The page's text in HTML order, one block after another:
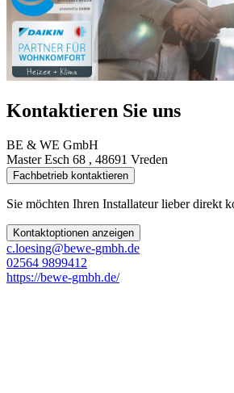
Kontaktieren Sie uns
BE & WE GmbH
Master Esch 68 , 48691 Vreden
Fachbetrieb kontaktieren
Sie möchten Ihren Installateur lieber direkt
Kontaktoptionen anzeigen
c.loesing@bewe-gmbh.de
02564 9899412
https://bewe-gmbh.de/